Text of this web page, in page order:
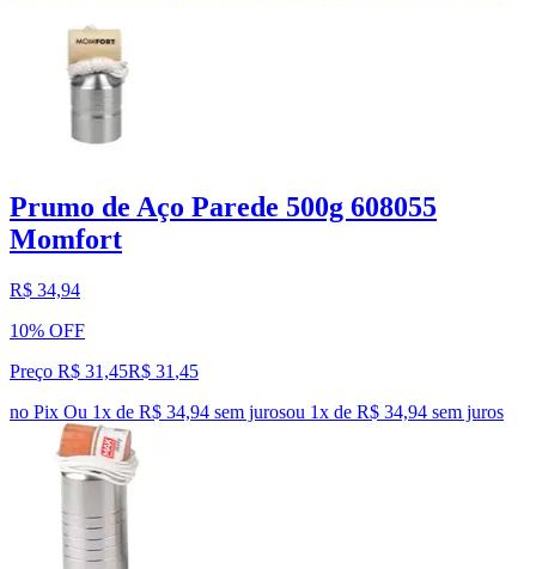
Prumo de Aço Parede 500g 608055
Momfort
R$ 34,94
10% OFF
Preço R$ 31,45R$ 31 ,45
no Pix Ou 1x de R$ 34,94 sem jurosou 1x de R$ 34,94 sem juros